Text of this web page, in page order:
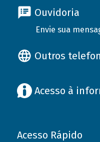
Ouvidoria
Envie sua
Outros
Acesso à
Acesso Rápido